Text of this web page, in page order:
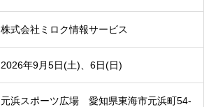
株式会社ミロク情報サービス
2026年9月5日(土)、6日(日)
元浜スポーツ広場 愛知県東海市元浜町54-